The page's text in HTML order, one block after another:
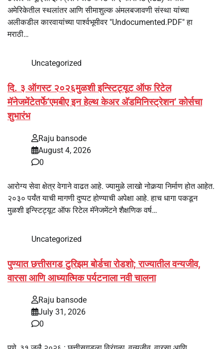
अमेरिकेतील स्थलांतर आणि सीमाशुल्क अंमलबजावणी संस्था यांच्या
अलीकडील कारवायांच्या पार्श्वभूमीवर "Undocumented.PDF" हा
मराठी…
Uncategorized
दि. ३ ऑगस्ट २०२६मुळशी इन्स्टिट्यूट ऑफ रिटेल
मॅनेजमेंटेतर्फे‘एमबीए इन हेल्थ केअर अ‍ॅडमिनिस्ट्रेशन’ कोर्सचा
शुभारंभ
Raju bansode
August 4, 2026
0
आरोग्य सेवा क्षेत्र वेगाने वाढत आहे. ज्यामुळे लाखो नोकर्‍या निर्माण होत आहेत.
२०३० पर्यंत याची मागणी दुप्पट होण्याची अपेक्षा आहे. हाच धागा पकडून
मुळशी इन्स्टिट्यूट ऑफ रिटेल मॅनेजमेंटने शैक्षणिक वर्ष…
Uncategorized
पुण्यात छत्तीसगड टुरिझम बोर्डचा रोडशो; राज्यातील वन्यजीव,
वारसा आणि आध्यात्मिक पर्यटनाला नवी चालना
Raju bansode
July 31, 2026
0